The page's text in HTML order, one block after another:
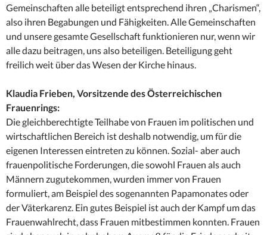
Gemeinschaften alle beteiligt entsprechend ihren „Charismen“,
also ihren Begabungen und Fähigkeiten. Alle Gemeinschaften
und unsere gesamte Gesellschaft funktionieren nur, wenn wir
alle dazu beitragen, uns also beteiligen. Beteiligung geht
freilich weit über das Wesen der Kirche hinaus.
Klaudia Frieben, Vorsitzende des Österreichischen
Frauenrings:
Die gleichberechtigte Teilhabe von Frauen im politischen und
wirtschaftlichen Bereich ist deshalb notwendig, um für die
eigenen Interessen eintreten zu können. Sozial- aber auch
frauenpolitische Forderungen, die sowohl Frauen als auch
Männern zugutekommen, wurden immer von Frauen
formuliert, am Beispiel des sogenannten Papamonates oder
der Väterkarenz. Ein gutes Beispiel ist auch der Kampf um das
Frauenwahlrecht, dass Frauen mitbestimmen konnten. Frauen